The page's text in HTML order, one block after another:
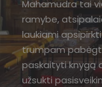
Mahamudra tai
ramybe,
laukiami
trumpam
paskaityti knygą
užsukti